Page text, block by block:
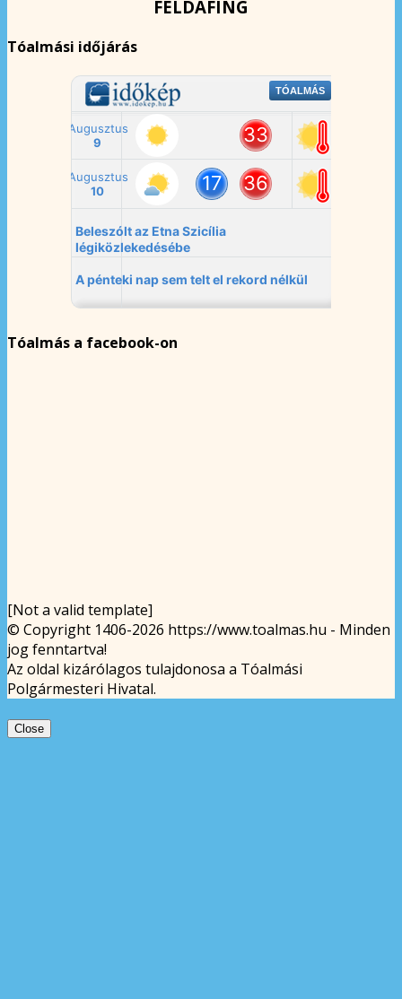
FELDAFING
Tóalmási időjárás
Tóalmás a facebook-on
[Not a valid template]
© Copyright 1406-2026 https://www.toalmas.hu - Minden
jog fenntartva!
Az oldal kizárólagos tulajdonosa a Tóalmási
Polgármesteri Hivatal.
Close